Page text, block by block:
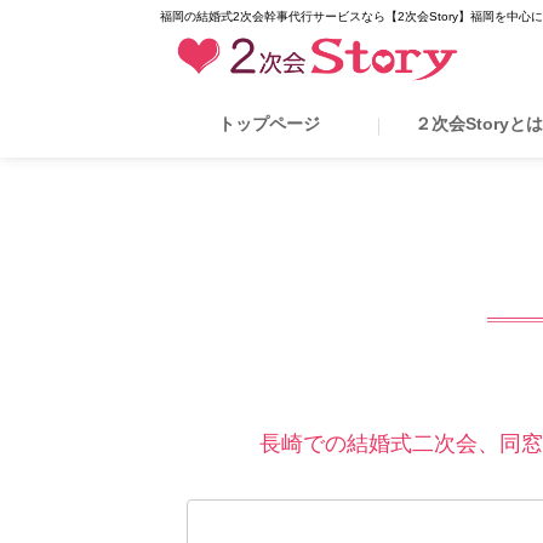
福岡の結婚式2次会幹事代行サービスなら【2次会Story】福岡を中心
トップページ ２次会Storyと
長崎での結婚式二次会、同